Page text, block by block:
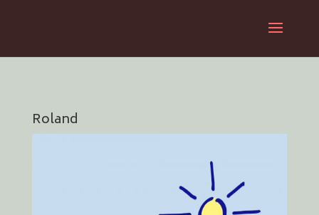
Roland